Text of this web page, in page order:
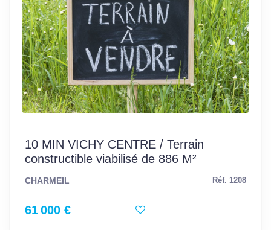
10 MIN VICHY CENTRE / Terrain
constructible viabilisé de 886 M²
CHARMEIL Réf. 1208
61 000 €